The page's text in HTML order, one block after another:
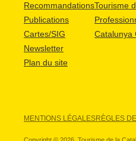
Recommandations
Publications
Cartes/SIG
Newsletter
Plan du site
Tourisme
Catalunya
MENTIONS LÉGALESRÈGLES